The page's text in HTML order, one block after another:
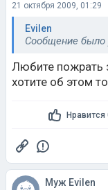
21 октября 2009, 01:29
Evilen
Сообщение было
Любите пожрать
хотите об этом
Нравится
Муж Evilen